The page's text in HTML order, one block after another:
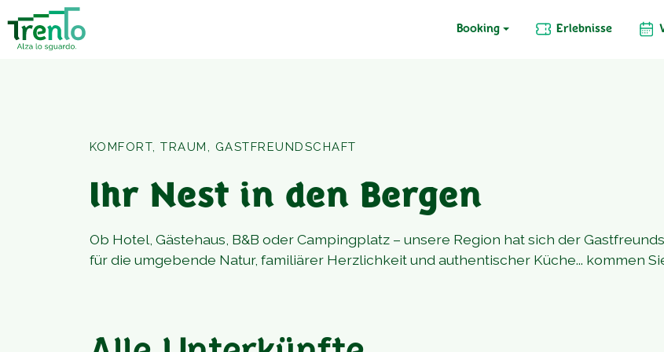
Booking Erlebnisse
KOMFORT, TRAUM, GASTFREUNDSCHAFT
Ihr Nest in den Bergen
Ob Hotel, Gästehaus, B&B oder Campingplatz – unsere Region hat sich der
für die umgebende Natur, familiärer Herzlichkeit und authentischer Küche... kommen